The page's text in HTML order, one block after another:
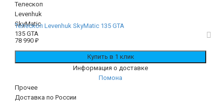
Телескоп Levenhuk SkyMatic 135 GTA
78 990 ₽
Информация о доставке
Помона
Прочее
Доставка по России